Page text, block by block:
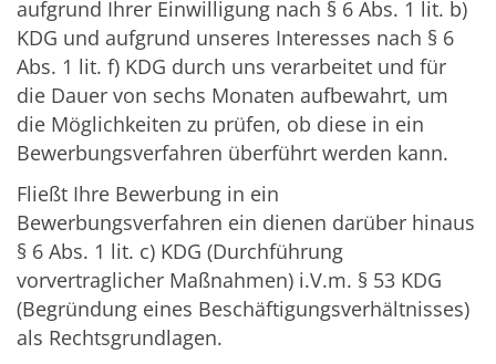
aufgrund Ihrer Einwilligung nach § 6 Abs. 1 lit. b)
KDG und aufgrund unseres Interesses nach § 6
Abs. 1 lit. f) KDG durch uns verarbeitet und für
die Dauer von sechs Monaten aufbewahrt, um
die Möglichkeiten zu prüfen, ob diese in ein
Bewerbungsverfahren überführt werden kann.
Fließt Ihre Bewerbung in ein
Bewerbungsverfahren ein dienen darüber hinaus
§ 6 Abs. 1 lit. c) KDG (Durchführung
vorvertraglicher Maßnahmen) i.V.m. § 53 KDG
(Begründung eines Beschäftigungsverhältnisses)
als Rechtsgrundlagen.